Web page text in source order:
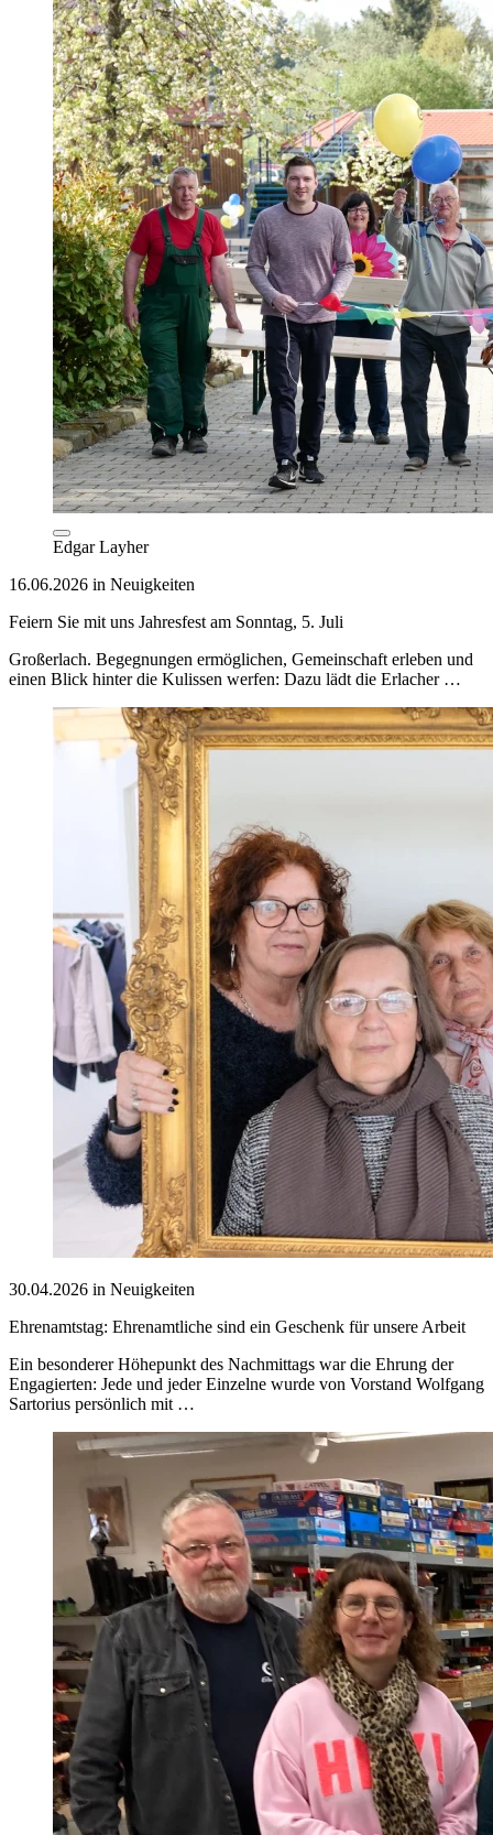
Edgar Layher
16.06.2026 in Neuigkeiten
Feiern Sie mit uns Jahresfest am Sonntag, 5. Juli
Großerlach. Begegnungen ermöglichen, Gemeinschaft erleben und
einen Blick hinter die Kulissen werfen: Dazu lädt die Erlacher …
30.04.2026 in Neuigkeiten
Ehrenamtstag: Ehrenamtliche sind ein Geschenk für unsere Arbeit
Ein besonderer Höhepunkt des Nachmittags war die Ehrung der
Engagierten: Jede und jeder Einzelne wurde von Vorstand Wolfgang
Sartorius persönlich mit …